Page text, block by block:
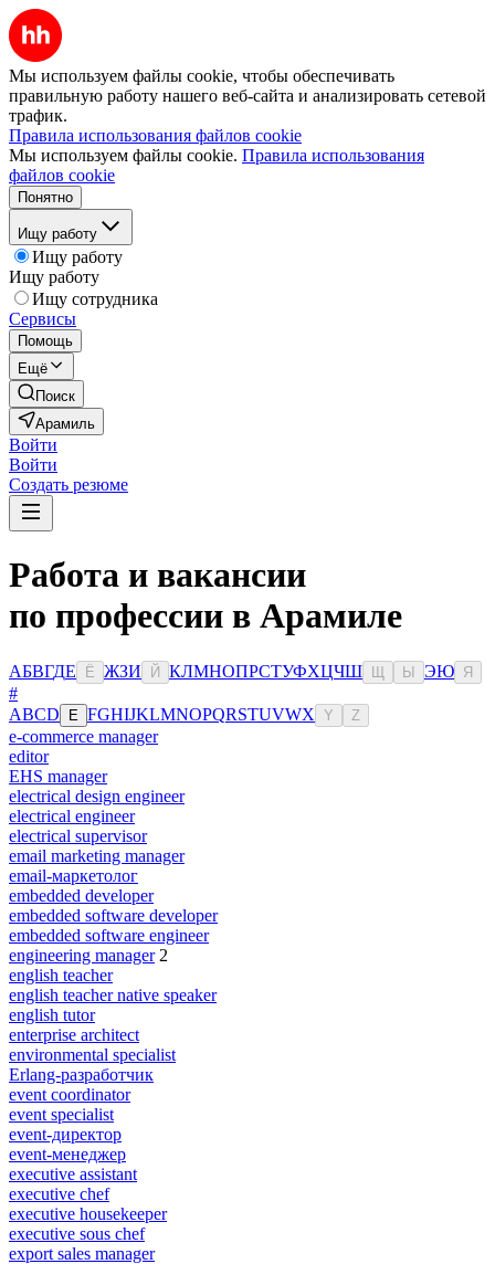
Мы используем файлы cookie, чтобы обеспечивать
правильную работу нашего веб-сайта и анализировать сетевой
трафик.
Правила использования файлов cookie
Мы используем файлы cookie. Правила использования
файлов cookie
Понятно
Ищу работу
Ищу работу
Ищу работу
Ищу сотрудника
Сервисы
Помощь
Ещё
Поиск
Арамиль
Войти
Войти
Создать резюме
Работа и вакансии
по профессии в Арамиле
АБВГДЕ Ё ЖЗИ Й КЛМНОПРСТУФХЦЧШ Ы ЭЮ Я
#
ABCD E FGHIJKLMNOPQRSTUVWX Y Z
e-commerce manager
editor
EHS manager
electrical design engineer
electrical engineer
electrical supervisor
email marketing manager
email-маркетолог
embedded developer
embedded software developer
embedded software engineer
engineering manager 2
english teacher
english teacher native speaker
english tutor
enterprise architect
environmental specialist
Erlang-разработчик
event coordinator
event specialist
event-директор
event-менеджер
executive assistant
executive chef
executive housekeeper
executive sous chef
export sales manager